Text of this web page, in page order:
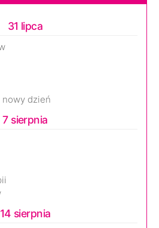
31 lipca
nowy dzień
7 sierpnia
14 sierpnia